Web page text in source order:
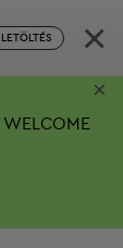
LETÖLTÉS ×
WELCOME
×